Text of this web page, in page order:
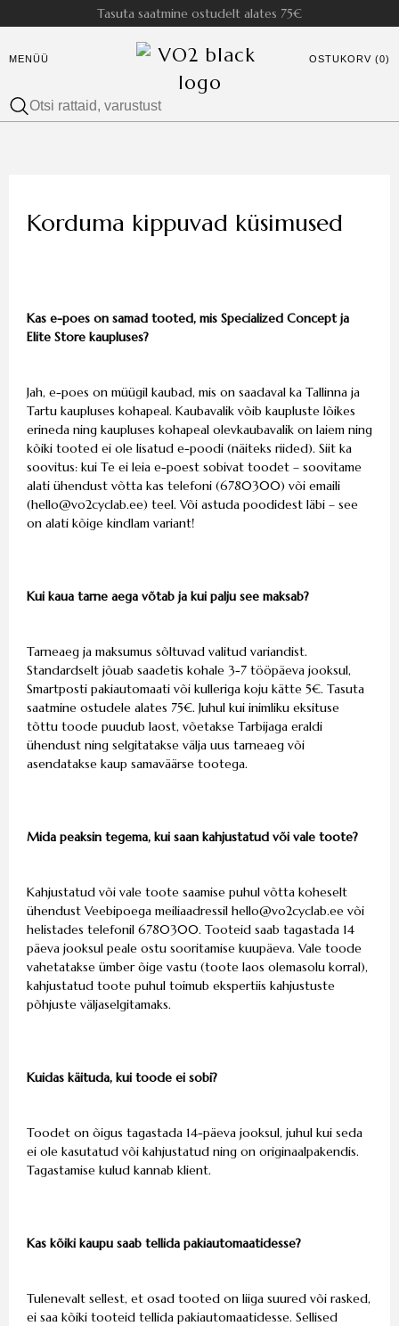
Tasuta saatmine ostudelt alates 75€
MENÜÜ OSTUKORV (0)
Korduma kippuvad küsimused
Kas e-poes on samad tooted, mis Specialized Concept ja
Elite Store kaupluses?
Jah, e-poes on müügil kaubad, mis on saadaval ka Tallinna ja
Tartu kaupluses kohapeal. Kaubavalik võib kaupluste lõikes
erineda ning kaupluses kohapeal olevkaubavalik on laiem ning
kõiki tooted ei ole lisatud e-poodi (näiteks riided). Siit ka
soovitus: kui Te ei leia e-poest sobivat toodet – soovitame
alati ühendust võtta kas telefoni (6780300) või emaili
(hello@vo2cyclab.ee) teel. Või astuda poodidest läbi – see
on alati kõige kindlam variant!
Kui kaua tarne aega võtab ja kui palju see maksab?
Tarneaeg ja maksumus sõltuvad valitud variandist.
Standardselt jõuab saadetis kohale 3-7 tööpäeva jooksul,
Smartposti pakiautomaati või kulleriga koju kätte 5€. Tasuta
saatmine ostudele alates 75€. Juhul kui inimliku eksituse
tõttu toode puudub laost, võetakse Tarbijaga eraldi
ühendust ning selgitatakse välja uus tarneaeg või
asendatakse kaup samaväärse tootega.
Mida peaksin tegema, kui saan kahjustatud või vale toote?
Kahjustatud või vale toote saamise puhul võtta koheselt
ühendust Veebipoega meiliaadressil hello@vo2cyclab.ee või
helistades telefonil 6780300. Tooteid saab tagastada 14
päeva jooksul peale ostu sooritamise kuupäeva. Vale toode
vahetatakse ümber õige vastu (toote laos olemasolu korral),
kahjustatud toote puhul toimub ekspertiis kahjustuste
põhjuste väljaselgitamaks.
Kuidas käituda, kui toode ei sobi?
Toodet on õigus tagastada 14-päeva jooksul, juhul kui seda
ei ole kasutatud või kahjustatud ning on originaalpakendis.
Tagastamise kulud kannab klient.
Kas kõiki kaupu saab tellida pakiautomaatidesse?
Tulenevalt sellest, et osad tooted on liiga suured või rasked,
ei saa kõiki tooteid tellida pakiautomaatidesse. Sellised